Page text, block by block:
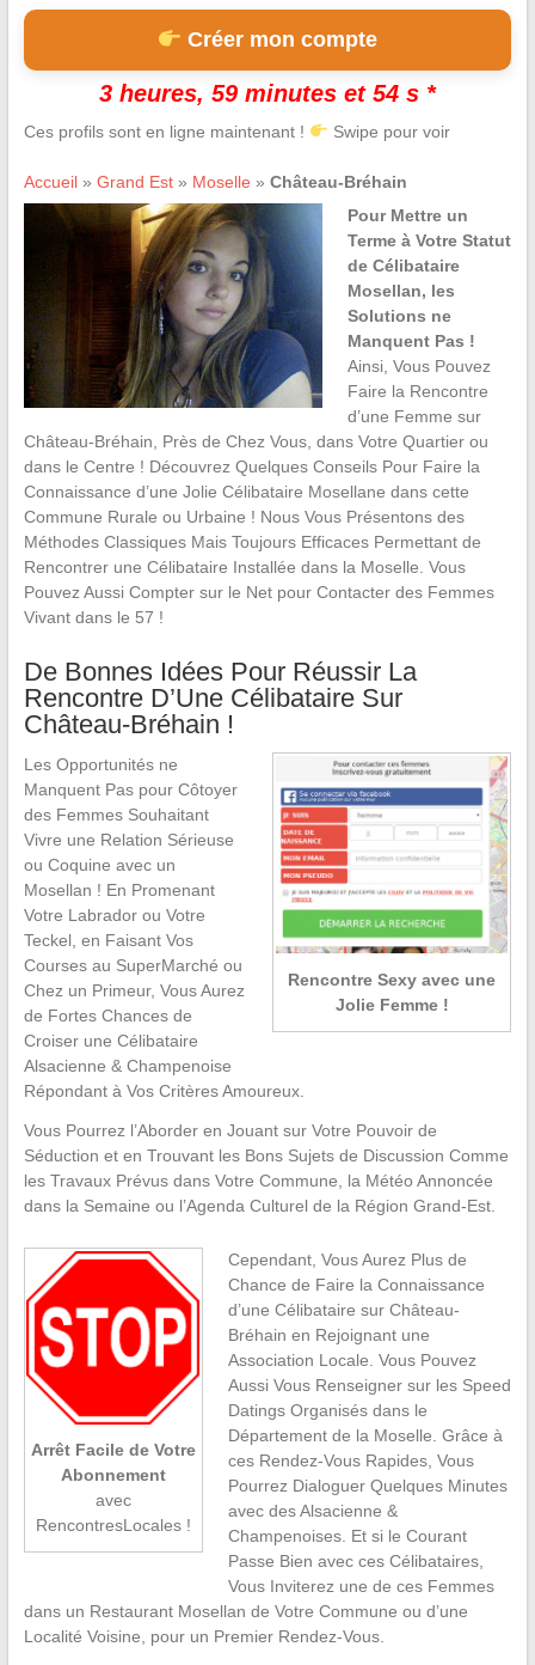
Créer mon compte
3 heures, 59 minutes et 53 s *
Ces profils sont en ligne maintenant ! Swipe pour voir
Accueil» Grand Est» Moselle » Château-Bréhain
Pour Mettre un
Terme à Votre Statut
de Célibataire
Mosellan, les
Solutions ne
Manquent Pas !
Ainsi, Vous Pouvez
Faire la Rencontre
d’une Femme sur
Château-Bréhain, Près de Chez Vous, dans Votre Quartier ou
dans le Centre ! Découvrez Quelques Conseils Pour Faire la
Connaissance d’une Jolie Célibataire Mosellane dans cette
Commune Rurale ou Urbaine ! Nous Vous Présentons des
Méthodes Classiques Mais Toujours Efficaces Permettant de
Rencontrer une Célibataire Installée dans la Moselle. Vous
Pouvez Aussi Compter sur le Net pour Contacter des Femmes
Vivant dans le 57 !
De Bonnes Idées Pour Réussir La
Rencontre D’Une Célibataire Sur
Château-Bréhain !
Rencontre Sexy avec une
Jolie Femme !
Les Opportunités ne
Manquent Pas pour Côtoyer
des Femmes Souhaitant
Vivre une Relation Sérieuse
ou Coquine avec un
Mosellan ! En Promenant
Votre Labrador ou Votre
Teckel, en Faisant Vos
Courses au SuperMarché ou
Chez un Primeur, Vous Aurez
de Fortes Chances de
Croiser une Célibataire
Alsacienne & Champenoise
Répondant à Vos Critères Amoureux.
Vous Pourrez l’Aborder en Jouant sur Votre Pouvoir de
Séduction et en Trouvant les Bons Sujets de Discussion Comme
les Travaux Prévus dans Votre Commune, la Météo Annoncée
dans la Semaine ou l’Agenda Culturel de la Région Grand-Est.
Arrêt Facile de Votre
Abonnement
avec
RencontresLocales !
Cependant, Vous Aurez Plus de
Chance de Faire la Connaissance
d’une Célibataire sur Château-
Bréhain en Rejoignant une
Association Locale. Vous Pouvez
Aussi Vous Renseigner sur les Speed
Datings Organisés dans le
Département de la Moselle. Grâce à
ces Rendez-Vous Rapides, Vous
Pourrez Dialoguer Quelques Minutes
avec des Alsacienne &
Champenoises. Et si le Courant
Passe Bien avec ces Célibataires,
Vous Inviterez une de ces Femmes
dans un Restaurant Mosellan de Votre Commune ou d’une
Localité Voisine, pour un Premier Rendez-Vous.